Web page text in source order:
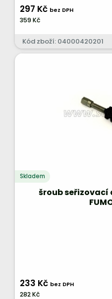
297 Kč bez DPH
359 Kč
Kód zboží: 04000420201
Skladem
šroub
233 Kč bez DPH
282 Kč